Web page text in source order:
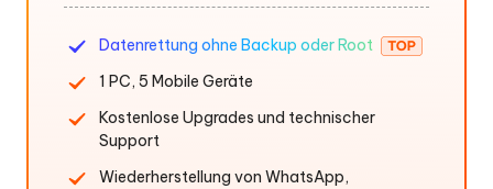
Datenrettung ohne Backup oder Root
1 PC, 5 Mobile Geräte
Kostenlose Upgrades und technischer
Support
Wiederherstellung von WhatsApp,